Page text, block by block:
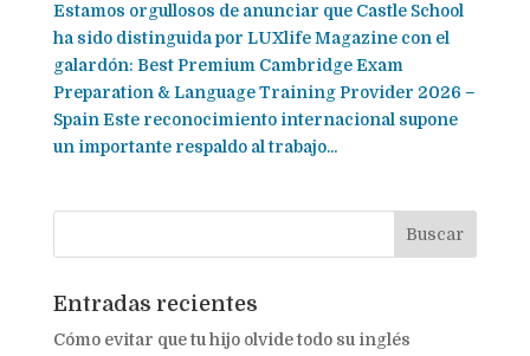
Estamos orgullosos de anunciar que Castle School
ha sido distinguida por LUXlife Magazine con el
galardón: Best Premium Cambridge Exam
Preparation & Language Training Provider 2026 –
Spain Este reconocimiento internacional supone
un importante respaldo al trabajo...
Entradas recientes
Cómo evitar que tu hijo olvide todo su inglés